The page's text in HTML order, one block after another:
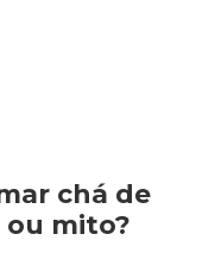
chá de
mito?